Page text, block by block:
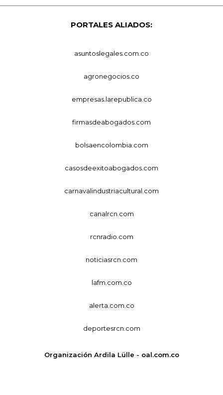
PORTALES ALIADOS:
asuntoslegales.com.co
agronegocios.co
empresas.larepublica.co
firmasdeabogados.com
bolsaencolombia.com
casosdeexitoabogados.com
carnavalindustriacultural.com
canalrcn.com
rcnradio.com
noticiasrcn.com
lafm.com.co
alerta.com.co
deportesrcn.com
Organización Ardila Lülle - oal.com.co